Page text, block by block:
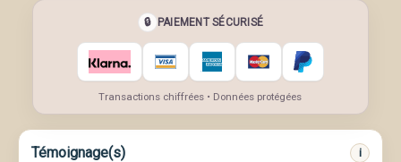
carré
organisateur
maquillage
Portable
avec
🔒 PAIEMENT SÉCURISÉ
Transactions chiffrées • Données protégées
Témoignage(s) i